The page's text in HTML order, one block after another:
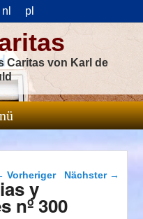
nl pl
Caritas von Karl de
Vorheriger Nächster →
y
nº 300